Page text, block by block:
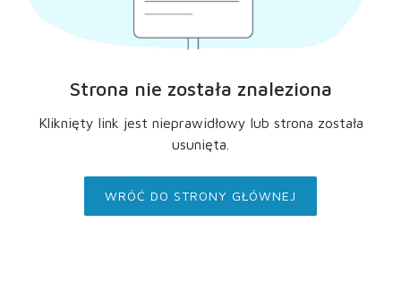
Strona nie została znaleziona
Kliknięty link jest nieprawidłowy lub strona została
usunięta.
WRÓĆ DO STRONY GŁÓWNEJ